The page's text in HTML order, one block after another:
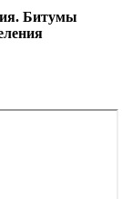
Битумы